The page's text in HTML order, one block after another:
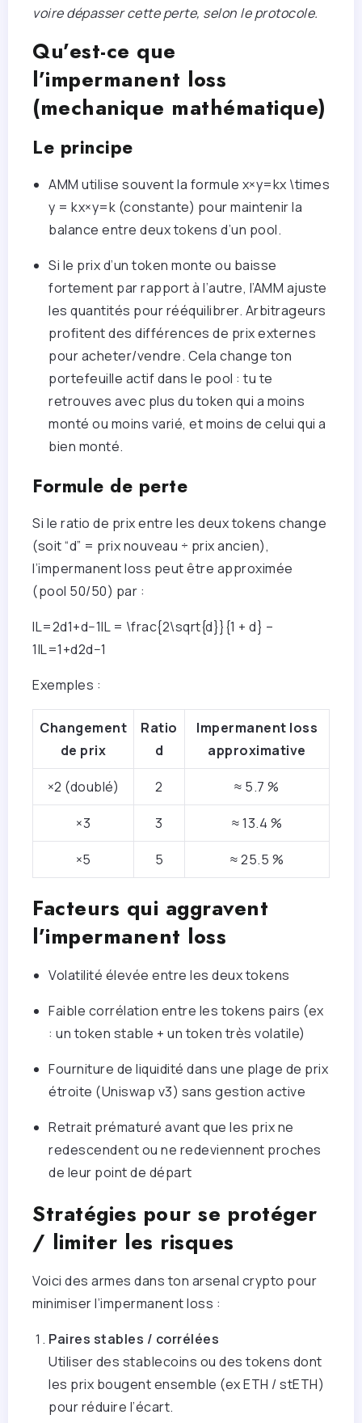
voire dépasser cette perte, selon le protocole.
Qu’est-ce que
l’impermanent loss
(mechanique mathématique)
Le principe
AMM utilise souvent la formule x×y=kx \times
y = kx×y=k (constante) pour maintenir la
balance entre deux tokens d’un pool.
Si le prix d’un token monte ou baisse
fortement par rapport à l’autre, l’AMM ajuste
les quantités pour rééquilibrer. Arbitrageurs
profitent des différences de prix externes
pour acheter/vendre. Cela change ton
portefeuille actif dans le pool : tu te
retrouves avec plus du token qui a moins
monté ou moins varié, et moins de celui qui a
bien monté.
Formule de perte
Si le ratio de prix entre les deux tokens change
(soit “d” = prix nouveau ÷ prix ancien),
l’impermanent loss peut être approximée
(pool 50/50) par :
IL=2d1+d−1IL = \frac{2\sqrt{d}}{1 + d} –
1IL=1+d2d−1
Exemples :
Changement
de prix
Ratio
d
Impermanent loss
approximative
×2 (doublé) 2 ≈ 5.7 %
×3 3 ≈ 13.4 %
×5 5 ≈ 25.5 %
Facteurs qui aggravent
l’impermanent loss
Volatilité élevée entre les deux tokens
Faible corrélation entre les tokens pairs (ex
: un token stable + un token très volatile)
Fourniture de liquidité dans une plage de prix
étroite (Uniswap v3) sans gestion active
Retrait prématuré avant que les prix ne
redescendent ou ne redeviennent proches
de leur point de départ
Stratégies pour se protéger
/ limiter les risques
Voici des armes dans ton arsenal crypto pour
minimiser l’impermanent loss :
Paires stables / corrélées
Utiliser des stablecoins ou des tokens dont
les prix bougent ensemble (ex ETH / stETH)
pour réduire l’écart.